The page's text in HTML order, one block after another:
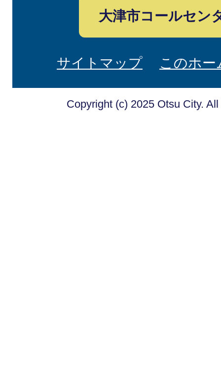
大津市コールセン
サイトマップ このホ
Copyright (c) 2025 Otsu City.